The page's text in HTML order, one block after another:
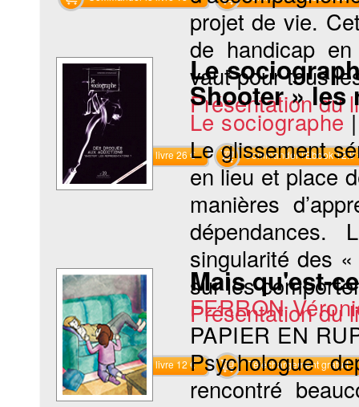
projet de vie.
de handicap en
vaut pour tous
Présentation du
Commander le livre 26 € Commander l'Ebook 12.9
Le
Shooter » les
Le sociographe
Le glissement
en lieu et place
manières
singularité des
sur les
Présentation du
Commander le livre 12 € Téléchargement gratuit
Mais qu'est-
FERRON
PAPIER EN
Psychologue
rencontré